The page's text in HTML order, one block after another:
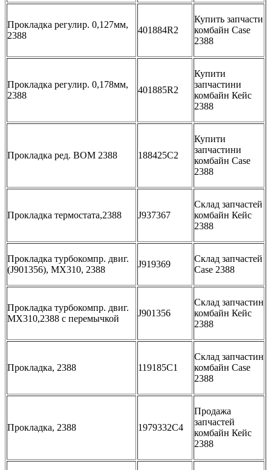
Прокладка регулир. 0,127мм,
2388
401884R2
Купить запчасти
комбайн Case
2388
Прокладка регулир. 0,178мм,
2388
401885R2
Купити
запчастини
комбайн Кейс
2388
Прокладка ред. ВОМ 2388 188425C2
Купити
запчастини
комбайн Case
2388
Прокладка термостата,2388 J937367
Склад запчастей
комбайн Кейс
2388
Прокладка турбокомпр. двиг.
(J901356), MX310, 2388
J919369
Склад запчастей
Case 2388
Прокладка турбокомпр. двиг.
MX310,2388 с перемычкой
J901356
Склад запчастин
комбайн Кейс
2388
Прокладка, 2388 119185C1
Склад запчастин
комбайн Case
2388
Прокладка, 2388 1979332C4
Продажа
запчастей
комбайн Кейс
2388